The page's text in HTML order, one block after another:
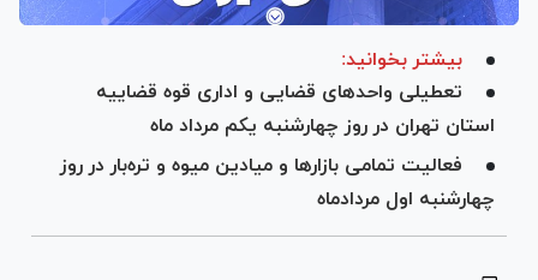
بیشتر بخوانید:
تعطیلی واحد‌های قضایی و اداری قوه قضاییه
استان تهران در روز چهارشنبه یکم مرداد ماه
فعالیت تمامی بازار‌ها و میادین میوه و تره‌بار در روز
چهارشنبه اول مردادماه